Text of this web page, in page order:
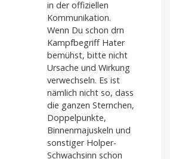
in der offiziellen
Kommunikation.
Wenn Du schon drn
Kampfbegriff Hater
bemühst, bitte nicht
Ursache und Wirkung
verwechseln. Es ist
nämlich nicht so, dass
die ganzen Sternchen,
Doppelpunkte,
Binnenmajuskeln und
sonstiger Holper-
Schwachsinn schon